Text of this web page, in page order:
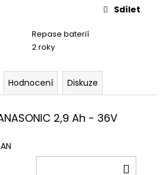
Repase baterií
2 roky
Sdílet
Hodnocení Diskuze
2,9 Ah - 36V